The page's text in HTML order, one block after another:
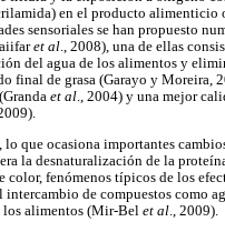
en el producto alimenticio
sensoriales se han propuesto
et al., 2008), una de ellas
del agua de los alimentos y
final de grasa (Garayo y Moreira,
et al., 2004) y una mejor
que ocasiona importantes
la desnaturalización de la
fenómenos típicos de los
de compuestos como
los alimentos (Mir-Bel et al ., 2009).